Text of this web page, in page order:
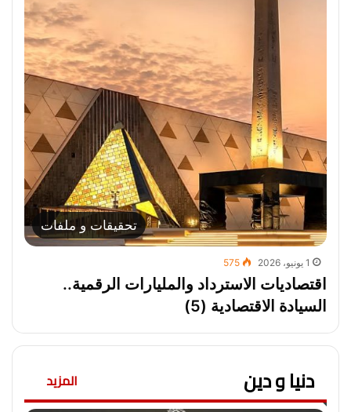
تحقيقات و ملفات
1 يونيو، 2026 575
اقتصاديات الاسترداد والمليارات الرقمية..
السيادة الاقتصادية (5)
دنيا و دين المزيد